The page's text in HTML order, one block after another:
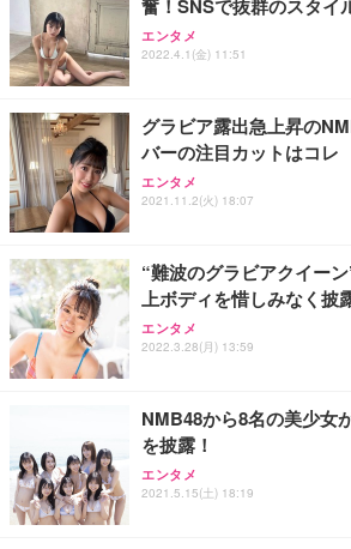
ワーク チェア 強化バックレス
能 人間工学 椅子 腰サポート
務用 おしゃれ パソコンチェ
Sezlife オフィスチェア デス
ワーク チェア 強化バックレス
能 人間工学 椅子 腰サポート
務用 おしゃれ パソコンチェア
ANDWINT オフィスチェア デ
ッシュ 通気性 ランバーサポ
ス圧無段階昇降 360度回転 キ
【純正品】27"ゲーミングモ
フック付き（CFI-ZDM1J）
【整備済み品】Dell E2724HS
ー フルHD（1920×1080）VA
ort/VGA スピーカー内蔵 高さ
【MiniLED/24.5inch/280Hz/
HOOTER Gaming Monitor
グモニター QD 24.5インチ
ネオ・ルーライフ ネオ・オム
り 単品
Smart Basic(スマートベーシ
限定】 Smart Basic アイリス
超厚型 お徳用 ワイド 100枚入
アイリスオーヤマ ペットシー
ュラー 200枚入【
奮！SNSで抜群のスタイ
エンタメ
2022.4.1(金) 11:51
グラビア露出急上昇の
バーの注目カットはコレ
エンタメ
2021.11.2(火) 18:07
“難波のグラビアクイー
上ボディを惜しみなく披
エンタメ
2022.3.28(月) 13:59
NMB48から8名の美少女
を披露！
エンタメ
2021.5.15(土) 18:19